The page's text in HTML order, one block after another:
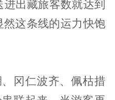
出藏旅客数就达到
然这条线的运力快饱
冈仁波齐、佩枯措